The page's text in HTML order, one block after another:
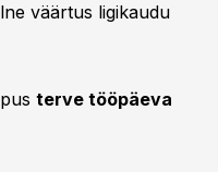
väärtus ligikaudu
terve tööpäeva